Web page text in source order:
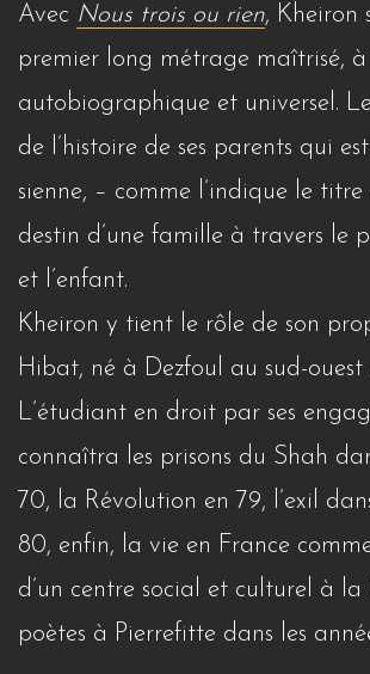
Avec Nous trois ou rien, Kheiron
premier long métrage maîtrisé,
autobiographique et universel.
de l’histoire de ses parents qui
sienne, – comme l’indique le titre
destin d’une famille à travers le
et l’enfant.
Kheiron y tient le rôle de son
Hibat, né à Dezfoul au sud-ouest
L’étudiant en droit par ses
connaîtra les prisons du Shah
70, la Révolution en 79, l’exil
80, enfin, la vie en France
d’un centre social et culturel à la
poètes à Pierrefitte dans les